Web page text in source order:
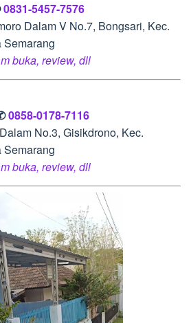
0831-5457-7576
Dalam V No.7, Bongsari, Kec.
Semarang
buka, review, dll
0858-0178-7116
No.3, Gisikdrono, Kec.
Semarang
buka, review, dll